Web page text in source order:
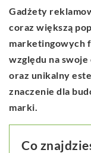
Gadżety
coraz większą
marketingowych
względu na
oraz unikalny
znaczenie dla
marki.
Co